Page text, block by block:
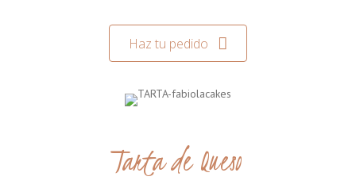
Haz tu pedido
Tarta de Queso